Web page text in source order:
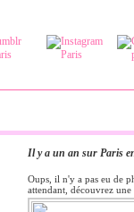
Il y a un an sur Paris
Oups, il n'y a pas eu de
attendant, découvrez